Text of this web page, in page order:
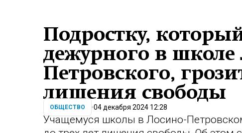
Подростку,
дежурного в школе
Петровского,
лишения свободы
ОБЩЕСТВО 04 декабря 2024 12:28
Учащемуся школы в Лосино-